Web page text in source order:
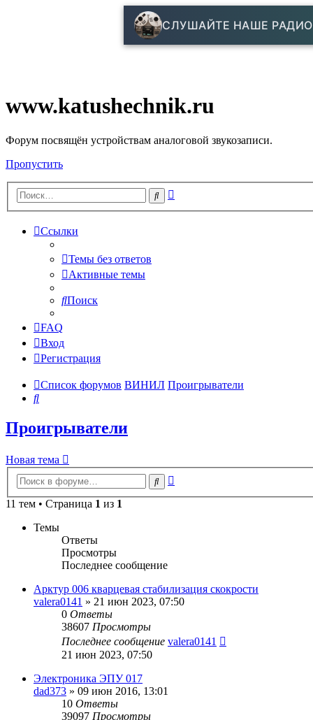
СЛУШАЙТЕ НАШЕ РАДИО
www.katushechnik.ru
Форум посвящён устройствам аналоговой звукозаписи.
Пропустить
Поиск
Ссылки
Темы без ответов
Активные темы
Поиск
FAQ
Вход
Регистрация
Список форумов ВИНИЛ Проигрыватели
Поиск
Проигрыватели
Новая тема
Поиск
11 тем • Страница 1 из 1
Темы
Ответы
Просмотры
Последнее сообщение
Арктур 006 кварцевая стабилизация скокрости
valera0141 » 21 июн 2023, 07:50
0 Ответы
38607 Просмотры
Последнее сообщение valera0141
21 июн 2023, 07:50
Электроника ЭПУ 017
dad373 » 09 июн 2016, 13:01
10 Ответы
39097 Просмотры